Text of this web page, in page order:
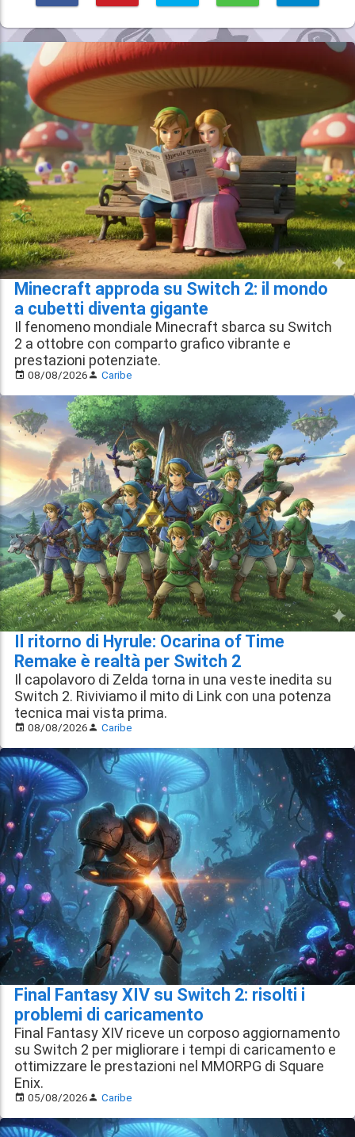
Minecraft approda su Switch 2: il mondo
a cubetti diventa gigante
Il fenomeno mondiale Minecraft sbarca su Switch
2 a ottobre con comparto grafico vibrante e
prestazioni potenziate.
08/08/2026 Caribe
Il ritorno di Hyrule: Ocarina of Time
Remake è realtà per Switch 2
Il capolavoro di Zelda torna in una veste inedita su
Switch 2. Riviviamo il mito di Link con una potenza
tecnica mai vista prima.
08/08/2026 Caribe
Final Fantasy XIV su Switch 2: risolti i
problemi di caricamento
Final Fantasy XIV riceve un corposo aggiornamento
su Switch 2 per migliorare i tempi di caricamento e
ottimizzare le prestazioni nel MMORPG di Square
Enix.
05/08/2026 Caribe